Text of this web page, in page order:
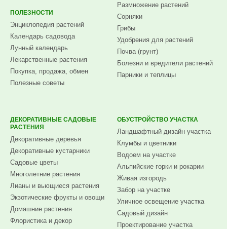
ПОЛЕЗНОСТИ
Энциклопедия растений
Календарь садовода
Лунный календарь
Лекарственные растения
Покупка, продажа, обмен
Полезные советы
Размножение растений
Сорняки
Грибы
Удобрения для растений
Почва (грунт)
Болезни и вредители растений
Парники и теплицы
ДЕКОРАТИВНЫЕ САДОВЫЕ
РАСТЕНИЯ
Декоративные деревья
Декоративные кустарники
Садовые цветы
Многолетние растения
Лианы и вьющиеся растения
Экзотические фрукты и овощи
Домашние растения
Флористика и декор
ОБУСТРОЙСТВО УЧАСТКА
Ландшафтный дизайн участка
Клумбы и цветники
Водоем на участке
Альпийские горки и рокарии
Живая изгородь
Забор на участке
Уличное освещение участка
Садовый дизайн
Проектирование участка